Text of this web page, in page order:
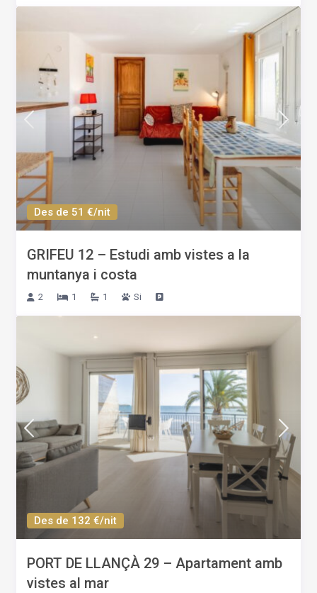
Des de 51 €/nit
GRIFEU 12 – Estudi amb vistes a la
muntanya i costa
2 1 1 Si
Des de 132 €/nit
PORT DE LLANÇÀ 29 – Apartament amb
vistes al mar